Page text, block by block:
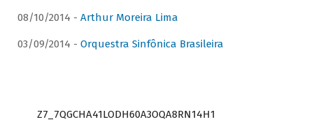
08/10/2014 - Arthur Moreira Lima
03/09/2014 - Orquestra Sinfônica Brasileira
Z7_7QGCHA41LODH60A3OQA8RN14H1